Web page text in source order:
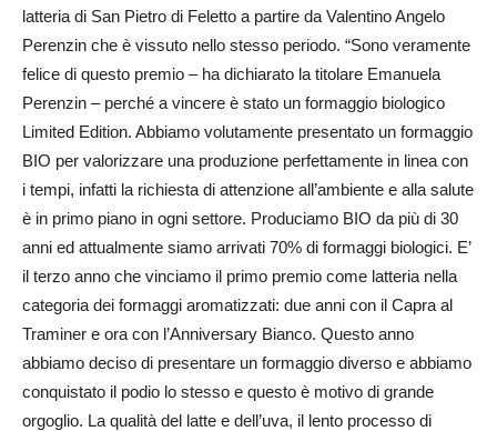
latteria di San Pietro di Feletto a partire da Valentino Angelo
Perenzin che è vissuto nello stesso periodo. “Sono veramente
felice di questo premio – ha dichiarato la titolare Emanuela
Perenzin – perché a vincere è stato un formaggio biologico
Limited Edition. Abbiamo volutamente presentato un formaggio
BIO per valorizzare una produzione perfettamente in linea con
i tempi, infatti la richiesta di attenzione all’ambiente e alla salute
è in primo piano in ogni settore. Produciamo BIO da più di 30
anni ed attualmente siamo arrivati 70% di formaggi biologici. E’
il terzo anno che vinciamo il primo premio come latteria nella
categoria dei formaggi aromatizzati: due anni con il Capra al
Traminer e ora con l’Anniversary Bianco. Questo anno
abbiamo deciso di presentare un formaggio diverso e abbiamo
conquistato il podio lo stesso e questo è motivo di grande
orgoglio. La qualità del latte e dell’uva, il lento processo di